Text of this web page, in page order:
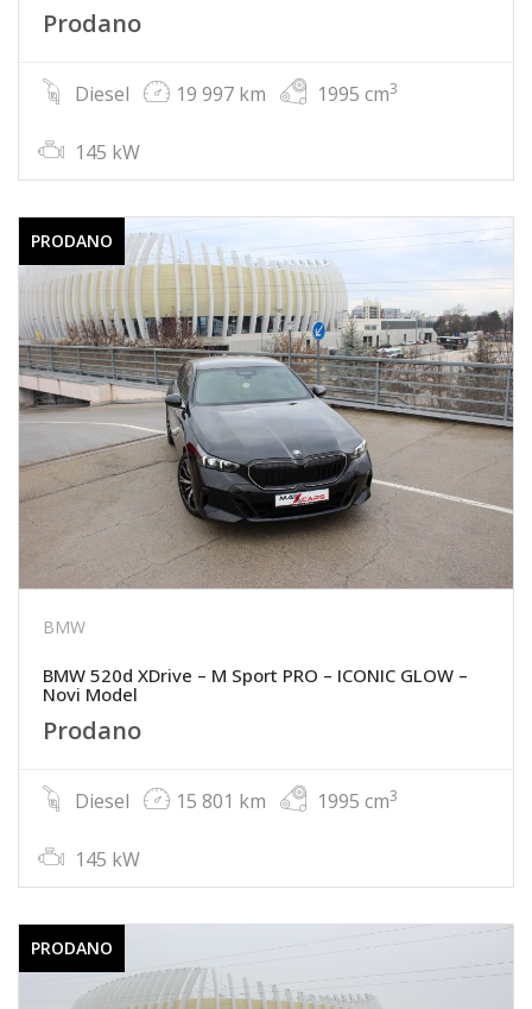
Prodano
Diesel 19 997 km 1995 cm3
145 kW
PRODANO
BMW
BMW 520d XDrive – M Sport PRO – ICONIC GLOW –
Novi Model
Prodano
Diesel 15 801 km 1995 cm3
145 kW
PRODANO